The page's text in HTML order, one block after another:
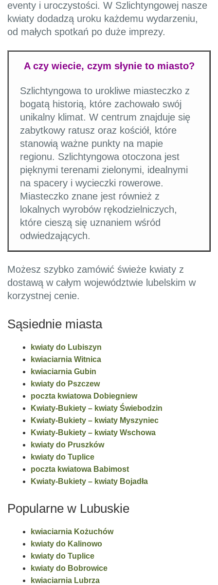
eventy i uroczystości. W Szlichtyngowej nasze
kwiaty dodadzą uroku każdemu wydarzeniu,
od małych spotkań po duże imprezy.
A czy wiecie, czym słynie to miasto?
Szlichtyngowa to urokliwe miasteczko z
bogatą historią, które zachowało swój
unikalny klimat. W centrum znajduje się
zabytkowy ratusz oraz kościół, które
stanowią ważne punkty na mapie
regionu. Szlichtyngowa otoczona jest
pięknymi terenami zielonymi, idealnymi
na spacery i wycieczki rowerowe.
Miasteczko znane jest również z
lokalnych wyrobów rękodzielniczych,
które cieszą się uznaniem wśród
odwiedzających.
Możesz szybko zamówić świeże kwiaty z
dostawą w całym województwie lubelskim w
korzystnej cenie.
Sąsiednie miasta
kwiaty do Lubiszyn
kwiaciarnia Witnica
kwiaciarnia Gubin
kwiaty do Pszczew
poczta kwiatowa Dobiegniew
Kwiaty-Bukiety – kwiaty Świebodzin
Kwiaty-Bukiety – kwiaty Myszyniec
Kwiaty-Bukiety – kwiaty Wschowa
kwiaty do Pruszków
kwiaty do Tuplice
poczta kwiatowa Babimost
Kwiaty-Bukiety – kwiaty Bojadła
Popularne w Lubuskie
kwiaciarnia Kożuchów
kwiaty do Kalinowo
kwiaty do Tuplice
kwiaty do Bobrowice
kwiaciarnia Lubrza